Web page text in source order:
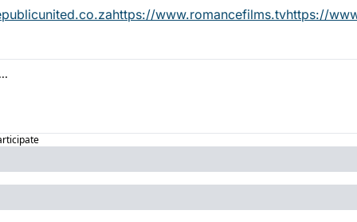
https://www.romancefilms.tvhttps://